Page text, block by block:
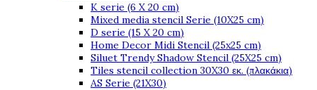
K serie (6 X 20 cm)
Mixed media stencil Serie (10X25 cm)
D serie (15 X 20 cm)
Home Decor Midi Stencil (25x25 cm)
Siluet Trendy Shadow Stencil (25X25 cm)
Tiles stencil collection 30X30 εκ. (πλακάκια)
AS Serie (21X30)